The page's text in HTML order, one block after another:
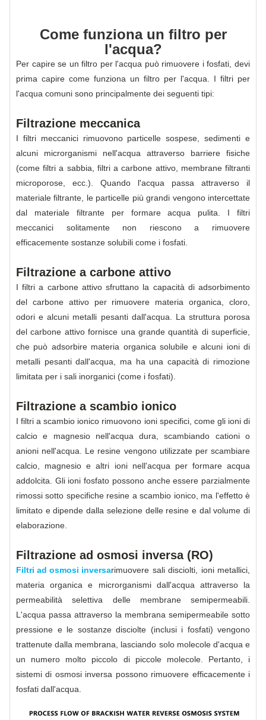
Come funziona un filtro per
l'acqua?
Per capire se un filtro per l'acqua può rimuovere i fosfati, devi
prima capire come funziona un filtro per l'acqua. I filtri per
l'acqua comuni sono principalmente dei seguenti tipi:
Filtrazione meccanica
I filtri meccanici rimuovono particelle sospese, sedimenti e
alcuni microrganismi nell'acqua attraverso barriere fisiche
(come filtri a sabbia, filtri a carbone attivo, membrane filtranti
microporose, ecc.). Quando l'acqua passa attraverso il
materiale filtrante, le particelle più grandi vengono intercettate
dal materiale filtrante per formare acqua pulita. I filtri
meccanici solitamente non riescono a rimuovere
efficacemente sostanze solubili come i fosfati.
Filtrazione a carbone attivo
I filtri a carbone attivo sfruttano la capacità di adsorbimento
del carbone attivo per rimuovere materia organica, cloro,
odori e alcuni metalli pesanti dall'acqua. La struttura porosa
del carbone attivo fornisce una grande quantità di superficie,
che può adsorbire materia organica solubile e alcuni ioni di
metalli pesanti dall'acqua, ma ha una capacità di rimozione
limitata per i sali inorganici (come i fosfati).
Filtrazione a scambio ionico
I filtri a scambio ionico rimuovono ioni specifici, come gli ioni di
calcio e magnesio nell'acqua dura, scambiando cationi o
anioni nell'acqua. Le resine vengono utilizzate per scambiare
calcio, magnesio e altri ioni nell'acqua per formare acqua
addolcita. Gli ioni fosfato possono anche essere parzialmente
rimossi sotto specifiche resine a scambio ionico, ma l'effetto è
limitato e dipende dalla selezione delle resine e dal volume di
elaborazione.
Filtrazione ad osmosi inversa (RO)
Filtri ad osmosi inversarimuovere sali disciolti, ioni metallici,
materia organica e microrganismi dall'acqua attraverso la
permeabilità selettiva delle membrane semipermeabili.
L'acqua passa attraverso la membrana semipermeabile sotto
pressione e le sostanze disciolte (inclusi i fosfati) vengono
trattenute dalla membrana, lasciando solo molecole d'acqua e
un numero molto piccolo di piccole molecole. Pertanto, i
sistemi di osmosi inversa possono rimuovere efficacemente i
fosfati dall'acqua.